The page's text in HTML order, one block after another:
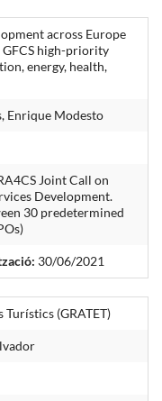
across Europe
high-priority
energy, health,
Enrique Modesto
Joint Call on
Development.
30 predetermined
30/06/2021
(GRATET)